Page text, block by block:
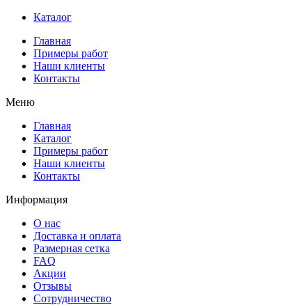
Каталог
Главная
Примеры работ
Наши клиенты
Контакты
Меню
Главная
Каталог
Примеры работ
Наши клиенты
Контакты
Информация
О нас
Доставка и оплата
Размерная сетка
FAQ
Акции
Отзывы
Сотрудничество